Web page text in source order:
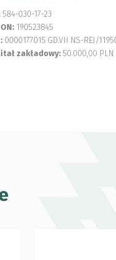
584-030-17-23
190523845
0000177015 GD.VII NS-REJ/
zakładowy: 50.000,00 PLN